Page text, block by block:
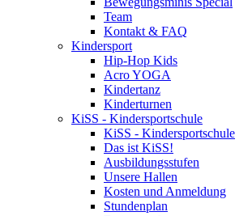
Team
Kontakt & FAQ
Kindersport
Hip-Hop Kids
Acro YOGA
Kindertanz
Kinderturnen
KiSS - Kindersportschule
KiSS - Kindersportschule
Das ist KiSS!
Ausbildungsstufen
Unsere Hallen
Kosten und Anmeldung
Stundenplan